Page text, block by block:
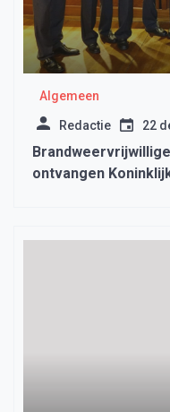
Algemeen
Redactie 22
ontvangen